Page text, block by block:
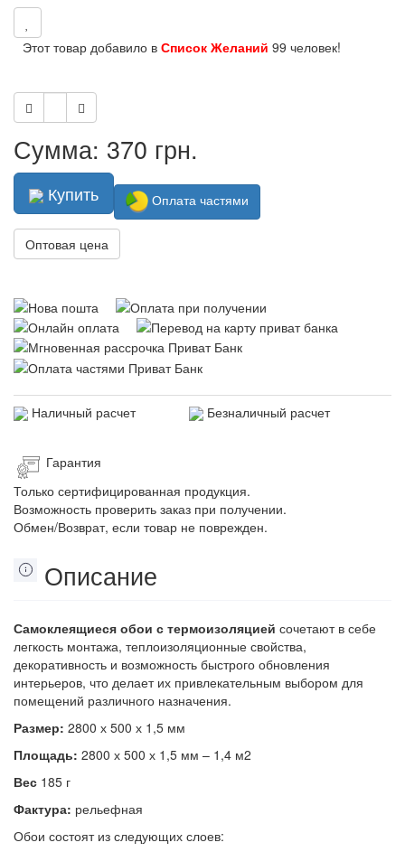
Этот товар добавило в Список Желаний 99 человек!
Сумма: 370 грн.
Купить Оплата частями
Оптовая цена
Наличный расчет Безналичный расчет
Гарантия
Только сертифицированная продукция.
Возможность проверить заказ при получении.
Обмен/Возврат, если товар не поврежден.
Описание
Самоклеящиеся обои с термоизоляцией сочетают в себе
легкость монтажа, теплоизоляционные свойства,
декоративность и возможность быстрого обновления
интерьеров, что делает их привлекательным выбором для
помещений различного назначения.
Размер: 2800 х 500 х 1,5 мм
Площадь: 2800 х 500 х 1,5 мм – 1,4 м2
Вес 185 г
Фактура: рельефная
Обои состоят из следующих слоев: